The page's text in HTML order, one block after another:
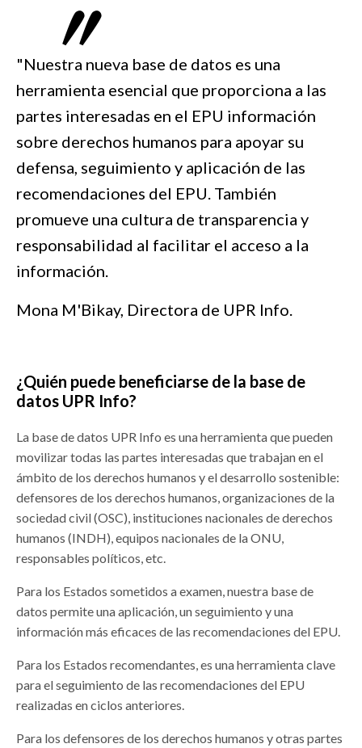
"Nuestra nueva base de datos es una
herramienta esencial que proporciona a las
partes interesadas en el EPU información
sobre derechos humanos para apoyar su
defensa, seguimiento y aplicación de las
recomendaciones del EPU. También
promueve una cultura de transparencia y
responsabilidad al facilitar el acceso a la
información.
Mona M'Bikay, Directora de UPR Info.
¿Quién puede beneficiarse de la base de
datos UPR Info?
La base de datos UPR Info es una herramienta que pueden
movilizar todas las partes interesadas que trabajan en el
ámbito de los derechos humanos y el desarrollo sostenible:
defensores de los derechos humanos, organizaciones de la
sociedad civil (OSC), instituciones nacionales de derechos
humanos (INDH), equipos nacionales de la ONU,
responsables políticos, etc.
Para los Estados sometidos a examen, nuestra base de
datos permite una aplicación, un seguimiento y una
información más eficaces de las recomendaciones del EPU.
Para los Estados recomendantes, es una herramienta clave
para el seguimiento de las recomendaciones del EPU
realizadas en ciclos anteriores.
Para los defensores de los derechos humanos y otras partes